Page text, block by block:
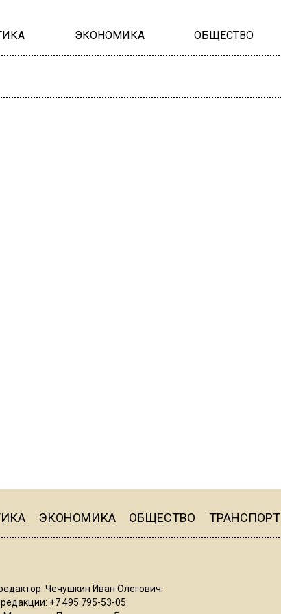
ЭКОНОМИКА ОБЩЕСТВО
ЭКОНОМИКА ОБЩЕСТВО ТРАНСПОРТ
Чечушкин Иван Олегович.
+7 495 795-53-05